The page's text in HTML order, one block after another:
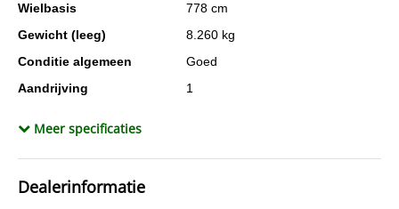
Wielbasis
778 cm
Gewicht (leeg)
8.260 kg
Conditie algemeen
Goed
Aandrijving
1
Meer specificaties
Dealerinformatie